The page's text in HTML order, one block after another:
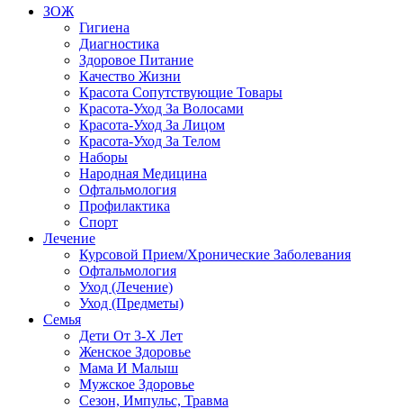
ЗОЖ
Гигиена
Диагностика
Здоровое Питание
Качество Жизни
Красота Сопутствующие Товары
Красота-Уход За Волосами
Красота-Уход За Лицом
Красота-Уход За Телом
Наборы
Народная Медицина
Офтальмология
Профилактика
Спорт
Лечение
Курсовой Прием/Хронические Заболевания
Офтальмология
Уход (Лечение)
Уход (Предметы)
Семья
Дети От 3-Х Лет
Женское Здоровье
Мама И Малыш
Мужское Здоровье
Сезон, Импульс, Травма